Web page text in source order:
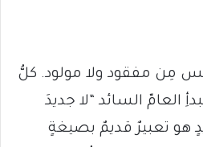
“ليس مِن مفقود ولا مولود. كلُّ
العامّ السائد “لا جديدَ
تعبيرٌ قديمٌ بصيغةٍ